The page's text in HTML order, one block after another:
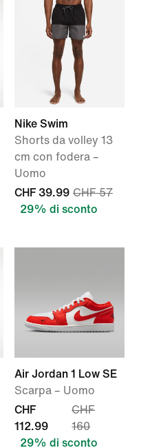
Nike Swim
Shorts da volley 13
cm con fodera –
Uomo
CHF 39.99 CHF 57
29% di sconto
Air Jordan 1 Low SE
Scarpa – Uomo
CHF
112.99
CHF
160
29% di sconto